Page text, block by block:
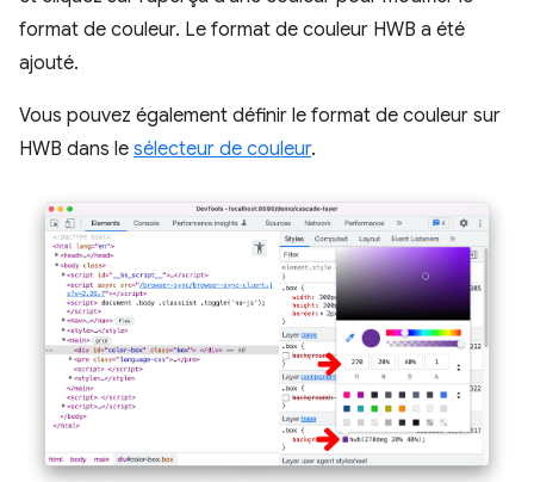
format de couleur. Le format de couleur HWB a été
ajouté.
Vous pouvez également définir le format de couleur sur
HWB dans le sélecteur de couleur.